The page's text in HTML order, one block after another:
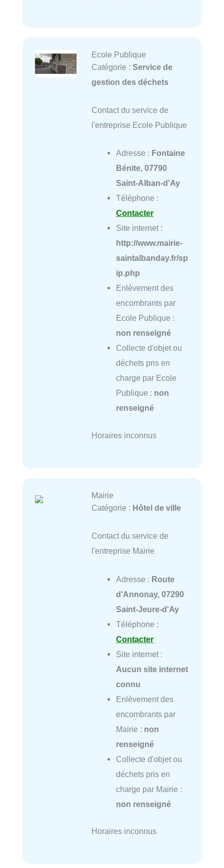
Ecole Publique
Catégorie : Service de
gestion des déchets
Contact du service de
l'entreprise Ecole Publique
Adresse : Fontaine
Bénite, 07790
Saint-Alban-d'Ay
Téléphone :
Contacter
Site internet :
http://www.mairie-
saintalbanday.fr/sp
ip.php
Enlèvement des
encombrants par
Ecole Publique :
non renseigné
Collecte d'objet ou
déchets pris en
charge par Ecole
Publique : non
renseigné
Horaires inconnus
Mairie
Catégorie : Hôtel de ville
Contact du service de
l'entreprise Mairie
Adresse : Route
d'Annonay, 07290
Saint-Jeure-d'Ay
Téléphone :
Contacter
Site internet :
Aucun site internet
connu
Enlèvement des
encombrants par
Mairie : non
renseigné
Collecte d'objet ou
déchets pris en
charge par Mairie :
non renseigné
Horaires inconnus